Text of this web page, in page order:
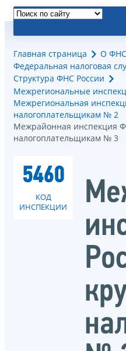
Главная страница
О ФНС
Федеральная налоговая
Структура ФНС России
Межрегиональные
Межрегиональная
налогоплательщикам № 2
Межрайонная инспекция
налогоплательщикам № 3
5460
КОД
ИНСПЕКЦИИ